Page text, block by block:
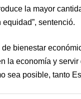
la mayor
sentenció.
bienestar
la economía y
sea posible, tanto